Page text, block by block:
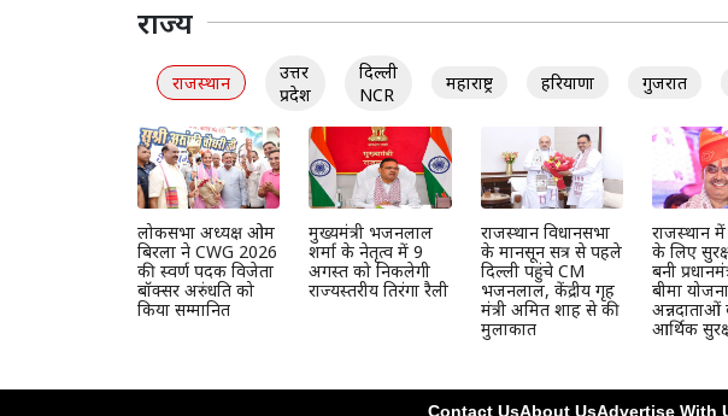
राज्य
राजस्थान
उत्तर
प्रदेश
दिल्ली
NCR
महाराष्ट्र हरियाणा गुजरात
लोकसभा अध्यक्ष ओम
बिरला ने CWG 2026
की स्वर्ण पदक विजेता
बॉक्सर अरुंधति को
किया सम्मानित
मुख्यमंत्री भजनलाल
शर्मा के नेतृत्व में 9
अगस्त को निकलेगी
राज्यस्तरीय तिरंगा रैली
राजस्थान विधानसभा
के मानसून सत्र से पहले
दिल्ली पहुंचे CM
भजनलाल, केंद्रीय गृह
मंत्री अमित शाह से की
मुलाकात
राजस्थान
के लिए
बनी
बीमा
अन्नदाताओं
आर्थिक
Contact UsAbout UsAdvertise With